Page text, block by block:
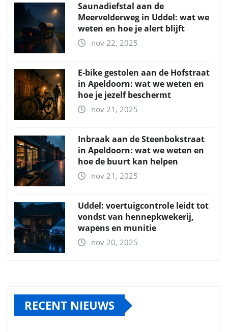
Saunadiefstal aan de
Meervelderweg in Uddel: wat we
weten en hoe je alert blijft
nov 22, 2025
E-bike gestolen aan de Hofstraat
in Apeldoorn: wat we weten en
hoe je jezelf beschermt
nov 21, 2025
Inbraak aan de Steenbokstraat
in Apeldoorn: wat we weten en
hoe de buurt kan helpen
nov 21, 2025
Uddel: voertuigcontrole leidt tot
vondst van hennepkwekerij,
wapens en munitie
nov 20, 2025
RECENT NIEUWS